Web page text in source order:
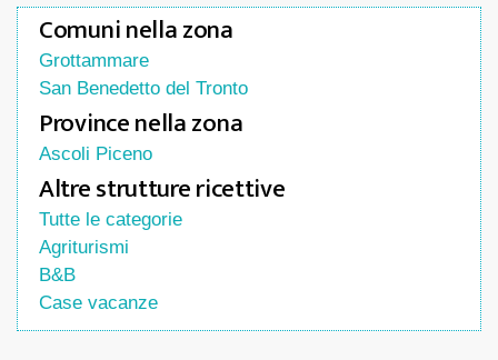
Comuni nella zona
Grottammare
San Benedetto del Tronto
Province nella zona
Ascoli Piceno
Altre strutture ricettive
Tutte le categorie
Agriturismi
B&B
Case vacanze